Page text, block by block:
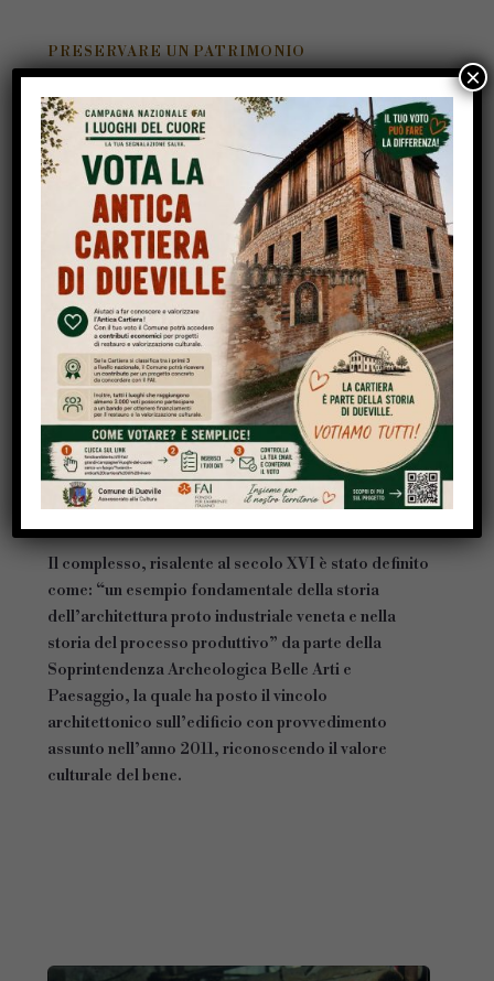
PRESERVARE UN PATRIMONIO
Importanza Storica e Culturale
L’opificio, le cui macchine per la produzione della
carta erano alimentate anticamente dalle acque
della roggia Molina, versa in precarie condizioni.
Per poterlo salvare dalla imminente rovina,
l’Amministrazione comunale, dopo contatti
intercorsi con gli attuali proprietari, si è impegnata
ad acquisire l’edificio. Il valore di mercato
attraverso perizia è stato indicato in 120.000 €.
Sono stati stanziati a bilancio il 50% dell’importo
necessario, pari a 60.000 €.
Il restante 50%, di altrettanti 60.000 €, si conta di
raccoglierlo con il contributo di erogazioni liberali
da parte di privati cittadini, associazioni e realtà
Il complesso, risalente al secolo XVI è stato definito
come: “un esempio fondamentale della storia
dell’architettura proto­ industriale veneta e nella
storia del processo produttivo” da parte della
Soprintendenza Archeologica Belle Arti e
Paesaggio, la quale ha posto il vincolo
architettonico sull’edificio con provvedimento
assunto nell’anno 2011, ricono­scendo il valore
culturale del bene.
×